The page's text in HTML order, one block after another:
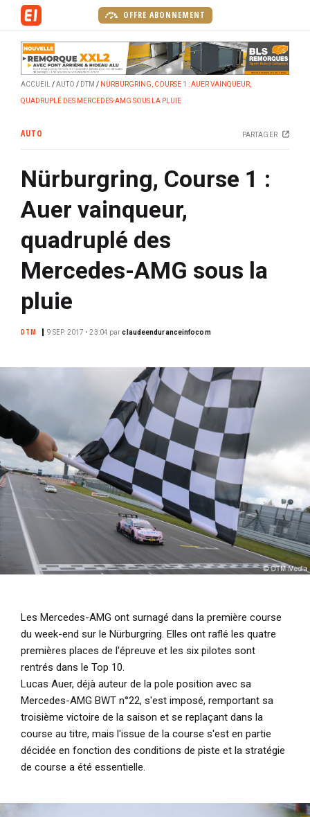
OFFRE ABONNEMENT
ACCUEIL AUTO DTM NÜRBURGRING, COURSE 1 : AUER VAINQUEUR,
QUADRUPLÉ DES MERCEDES-AMG SOUS LA PLUIE
AUTO PARTAGER
Nürburgring, Course 1 :
Auer vainqueur,
quadruplé des
Mercedes-AMG sous la
pluie
DTM 9 SEP. 2017 • 23:04 par claudeenduranceinfocom
Les Mercedes-AMG ont surnagé dans la première course
du week-end sur le Nürburgring. Elles ont raflé les quatre
premières places de l'épreuve et les six pilotes sont
rentrés dans le Top 10.
Lucas Auer, déjà auteur de la pole position avec sa
Mercedes-AMG BWT n°22, s'est imposé, remportant sa
troisième victoire de la saison et se replaçant dans la
course au titre, mais l'issue de la course s'est en partie
décidée en fonction des conditions de piste et la stratégie
de course a été essentielle.